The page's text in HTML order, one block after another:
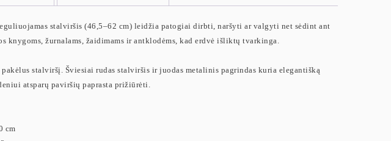
stalviršis (46,5–62 cm) leidžia patogiai dirbti, naršyti ar valgyti net sėdint ant
knygoms, žurnalams, žaidimams ir antklodėms, kad erdvė išliktų tvarkinga.
stalviršį. Šviesiai rudas stalviršis ir juodas metalinis pagrindas kuria elegantišką
atsparų paviršių paprasta prižiūrėti.
cm